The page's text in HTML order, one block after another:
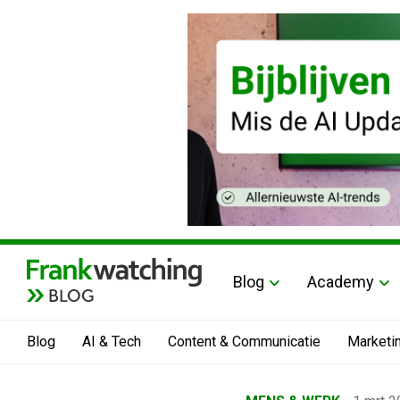
BLOG
Blog Academy
Blog AI & Tech Content & Communicatie